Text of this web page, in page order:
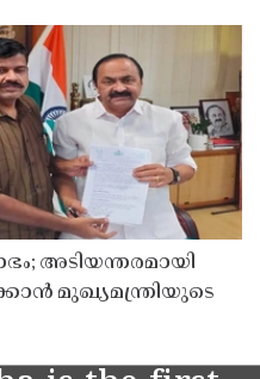
അടിയന്തരമായി
മുഖ്യമന്ത്രിയുടെ